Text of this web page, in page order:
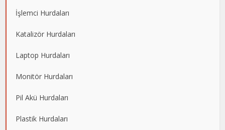
İşlemci Hurdaları
Katalizör Hurdaları
Laptop Hurdaları
Monitör Hurdaları
Pil Akü Hurdaları
Plastik Hurdaları